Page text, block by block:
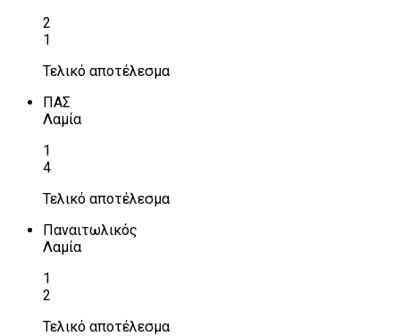
2
1
Τελικό αποτέλεσμα
ΠΑΣ
Λαμία
1
4
Τελικό αποτέλεσμα
Παναιτωλικός
Λαμία
1
2
Τελικό αποτέλεσμα